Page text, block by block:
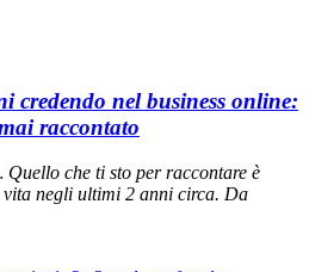
credendo nel business online:
raccontato
che ti sto per raccontare è
negli ultimi 2 anni circa. Da